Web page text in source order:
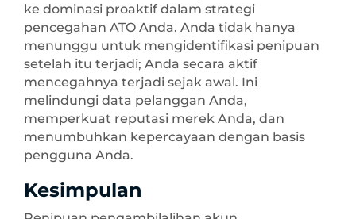
ke dominasi proaktif dalam strategi
pencegahan ATO Anda. Anda tidak hanya
menunggu untuk mengidentifikasi penipuan
setelah itu terjadi; Anda secara aktif
mencegahnya terjadi sejak awal. Ini
melindungi data pelanggan Anda,
memperkuat reputasi merek Anda, dan
menumbuhkan kepercayaan dengan basis
pengguna Anda.
Kesimpulan